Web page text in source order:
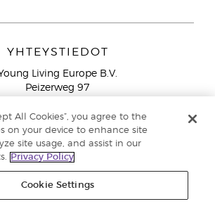
YHTEYSTIEDOT
Living Europe B.V.
Peizerweg 97
Netherlands
lankanumeroista Suomesta
913 239
All Cookies”, you agree to the
on your device to enhance site
site usage, and assist in our
Privacy Policy
Cookie Settings